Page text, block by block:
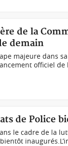
de la
demain
majeure dans
officiel
de Police
le cadre de la